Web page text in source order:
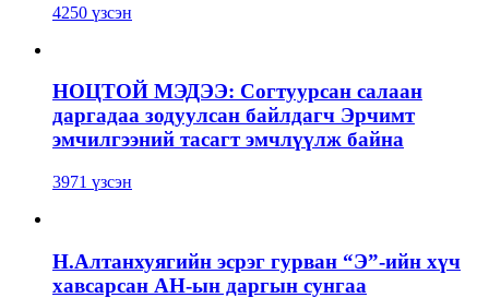
4250 үзсэн
НОЦТОЙ МЭДЭЭ: Согтуурсан салаан
даргадаа зодуулсан байлдагч Эрчимт
эмчилгээний тасагт эмчлүүлж байна
3971 үзсэн
Н.Алтанхуягийн эсрэг гурван “Э”-ийн хүч
хавсарсан АН-ын даргын сунгаа